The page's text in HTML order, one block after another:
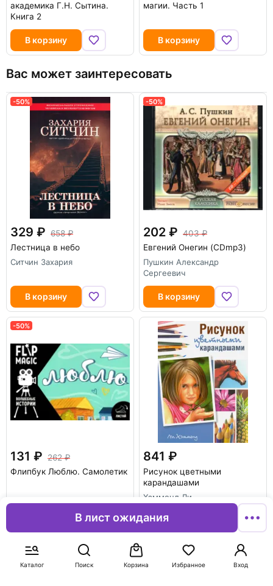
Каталог Поиск Вход
Избранное
Корзина
В лист ожидания
академика Г.Н. Сытина.
Книга 2
В корзину
магии. Часть 1
В корзину
Вас может заинтересовать
-50%
329
658
Лестница в небо
Ситчин Захария
В корзину
-50%
202
403
Евгений Онегин (CDmp3)
Пушкин Александр
Сергеевич
В корзину
-50%
131
262
Флипбук Люблю. Самолетик
841
Рисунок цветными
карандашами
Хэммонд Ли
В корзину
-50%